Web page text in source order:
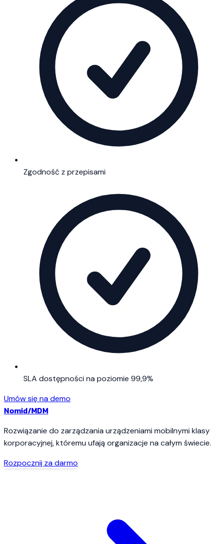
Zgodność z przepisami
SLA dostępności na poziomie 99,9%
Umów się na demo
Nomid/MDM
Rozwiązanie do zarządzania urządzeniami mobilnymi klasy
korporacyjnej, któremu ufają organizacje na całym świecie.
Rozpocznij za darmo